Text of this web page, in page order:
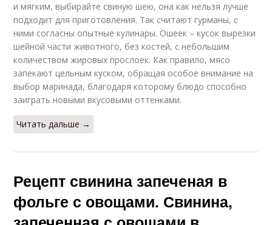
и мягким, выбирайте свиную шею, она как нельзя лучше
подходит для приготовления. Так считают гурманы, с
ними согласны опытные кулинары. Ошеек – кусок вырезки
шейной части животного, без костей, с небольшим
количеством жировых прослоек. Как правило, мясо
запекают цельным куском, обращая особое внимание на
выбор маринада, благодаря которому блюдо способно
заиграть новыми вкусовыми оттенками.
Читать дальше →
Рецепт свинина запеченая в
фольге с овощами. Свинина,